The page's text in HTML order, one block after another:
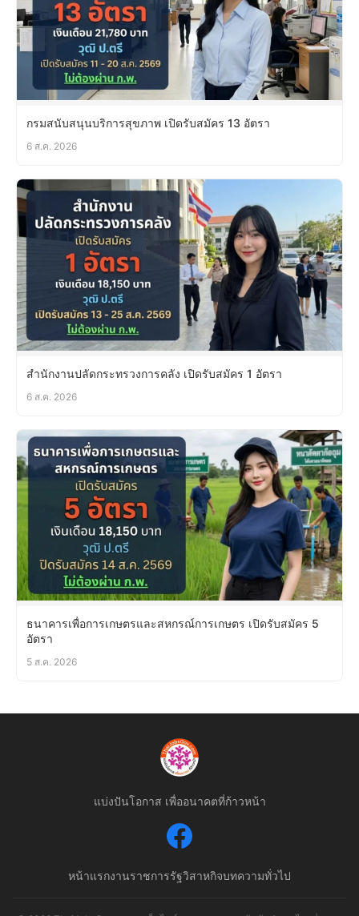
กรมสนับสนุนบริการสุขภาพ เปิดรับสมัคร 13 อัตรา
6 ส.ค. 2026
สำนักงานปลัดกระทรวงการคลัง เปิดรับสมัคร 1 อัตรา
6 ส.ค. 2026
ธนาคารเพื่อการเกษตรและสหกรณ์การเกษตร เปิดรับสมัคร 5
อัตรา
5 ส.ค. 2026
แบ่งปันโอกาส เพื่ออนาคตที่ก้าวหน้า
หน้าแรกงานราชการรัฐวิสาหกิจบทความทั่วไป